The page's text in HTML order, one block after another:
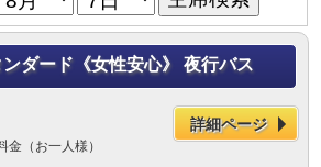
ダード《女性安心》 夜行バス
金（お一人様）
詳細ページ